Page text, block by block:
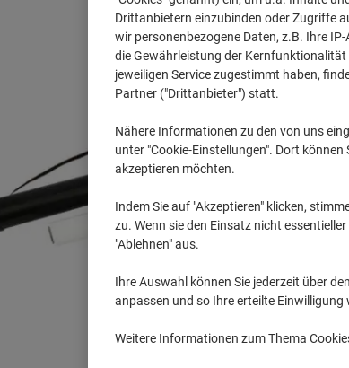
Drittanbietern einzubinden oder Zugriffe
wir personenbezogene Daten, z.B. Ihre
die Gewährleistung der
jeweiligen Service zugestimmt haben,
Partner ("Drittanbieter") statt.
Nähere Informationen zu den von uns
unter "Cookie-Einstellungen". Dort
akzeptieren möchten.
Indem Sie auf "Akzeptieren" klicken,
zu. Wenn sie den Einsatz nicht
"Ablehnen" aus.
Ihre Auswahl können Sie jederzeit über
anpassen und so Ihre erteilte Einwilligung
Weitere Informationen zum Thema